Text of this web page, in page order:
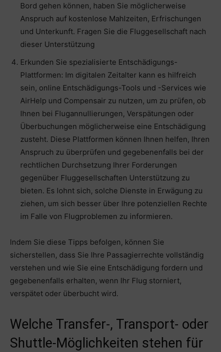
Bord gehen können, haben Sie möglicherweise
Anspruch auf kostenlose Mahlzeiten, Erfrischungen
und Unterkunft. Fragen Sie die Fluggesellschaft nach
dieser Unterstützung
Erkunden Sie spezialisierte Entschädigungs-
Plattformen: Im digitalen Zeitalter kann es hilfreich
sein, online Entschädigungs-Tools und -Services wie
AirHelp und Compensair zu nutzen, um zu prüfen, ob
Ihnen bei Flugannullierungen, Verspätungen oder
Überbuchungen möglicherweise eine Entschädigung
zusteht. Diese Plattformen können Ihnen helfen, Ihren
Anspruch zu überprüfen und gegebenenfalls bei der
rechtlichen Durchsetzung Ihrer Forderungen
gegenüber Fluggesellschaften Unterstützung zu
bieten. Es lohnt sich, solche Dienste in Erwägung zu
ziehen, um sich besser über Ihre potenziellen Rechte
im Falle von Flugproblemen zu informieren.
Indem Sie diese Tipps befolgen, können Sie
sicherstellen, dass Sie Ihre Passagierrechte vollständig
verstehen und wie Sie eine Entschädigung fordern und
gegebenenfalls erhalten, wenn Ihr Flug storniert,
verspätet oder überbucht wird.
Welche Transfer-, Transport- oder
Shuttle-Möglichkeiten stehen für